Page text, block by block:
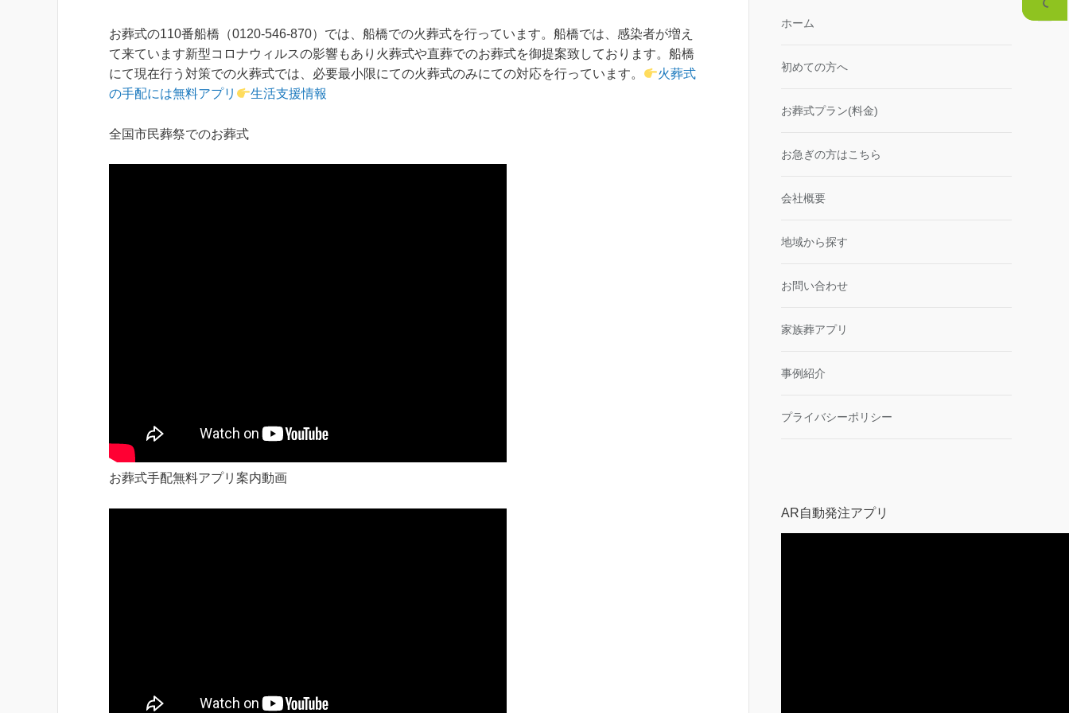
お葬式の110番船橋（0120-546-870）では、船橋での火葬式を行っています。船橋では、感染者が増え
て来ています新型コロナウィルスの影響もあり火葬式や直葬でのお葬式を御提案致しております。船橋
にて現在行う対策での火葬式では、必要最小限にての火葬式のみにての対応を行っています。
火葬式
の手配には無料アプリ
生活支援情報
全国市民葬祭でのお葬式
お葬式手配無料アプリ案内動画
ホーム
初めての方へ
お葬式プラン(料金)
お急ぎの方はこちら
会社概要
地域から探す
お問い合わせ
家族葬アプリ
事例紹介
プライバシーポリシー
AR自動発注アプリ